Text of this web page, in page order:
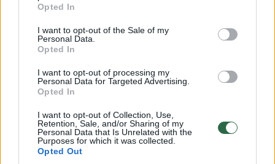
Opted In
I want to opt-out of the Sale of my
Personal Data.
Opted In
I want to opt-out of processing my
Personal Data for Targeted Advertising.
Opted In
I want to opt-out of Collection, Use,
Retention, Sale, and/or Sharing of my
Personal Data that Is Unrelated with the
Purposes for which it was collected.
Opted Out
Paskutinė kelio atkarpa – tiesi linija nuo Kalvarijos iki
Kauno Tado Ivanausko zoologijos muziejų. „Avėdros LIFE
projekto“ duomenys.
Vieną kartą trumpam ir netoli buvo įskridęs į
Lietuvą kiek į vakarus nuo Pagėgių. Spalio 30
d. jis, patraukęs rytų-pietryčių kryptimi,
įskrido į Lietuvą ir pro Kudirkos Naumiestį,